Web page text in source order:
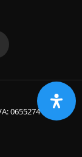
06552741214